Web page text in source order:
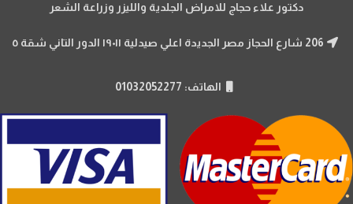
دكتور علاء حجاج للامراض الجلدية والليزر وزراعة الشعر
الهاتف: 01032052277